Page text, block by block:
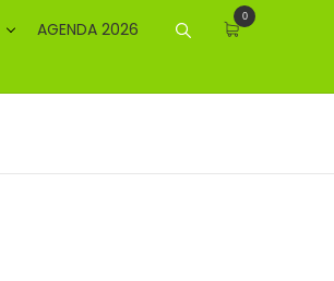
AGENDA 2026
0